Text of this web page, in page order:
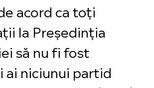
acord ca toți
la Președinția
să nu fi fost
ai niciunui partid